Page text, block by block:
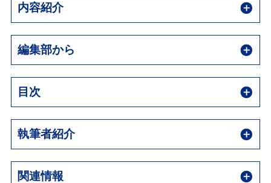
内容紹介
編集部から
目次
執筆者紹介
関連情報